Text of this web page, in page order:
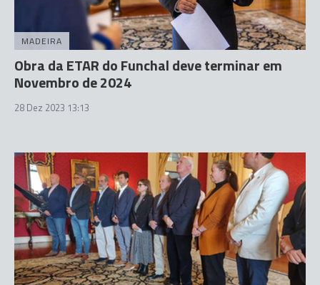
MADEIRA
Obra da ETAR do Funchal deve terminar em
Novembro de 2024
28 Dez 2023 13:13